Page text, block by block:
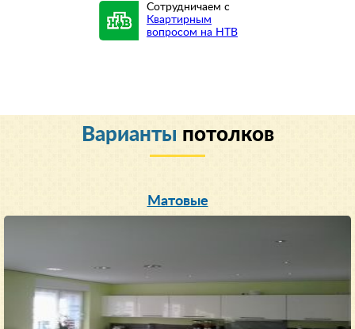
Сотрудничаем с
Квартирным
вопросом на НТВ
Варианты потолков
Матовые